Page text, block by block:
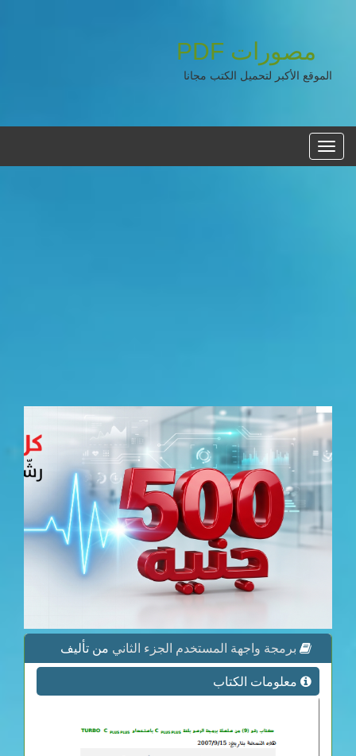
مصورات PDF
الموقع الأكبر لتحميل الكتب مجانا
القائمه
الرئيسية
برمجة واجهة المستخدم الجزء الثاني من تأليف
معلومات الكتاب